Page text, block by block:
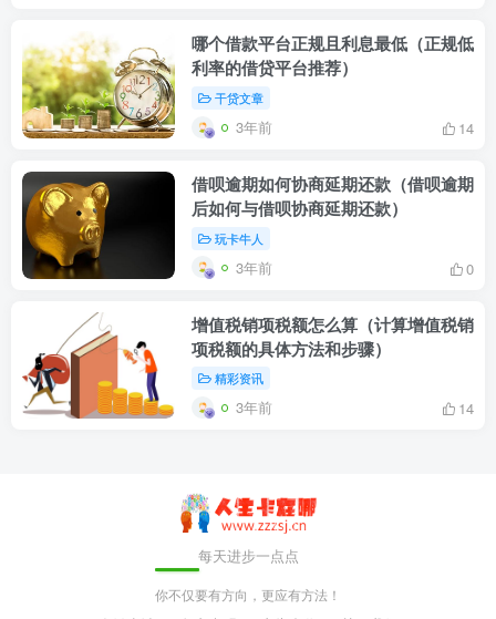
哪个借款平台正规且利息最低（正规低
利率的借贷平台推荐）
干贷文章
3年前 14
借呗逾期如何协商延期还款（借呗逾期
后如何与借呗协商延期还款）
玩卡牛人
3年前 0
增值税销项税额怎么算（计算增值税销
项税额的具体方法和步骤）
精彩资讯
3年前 14
每天进步一点点
你不仅要有方向，更应有方法！